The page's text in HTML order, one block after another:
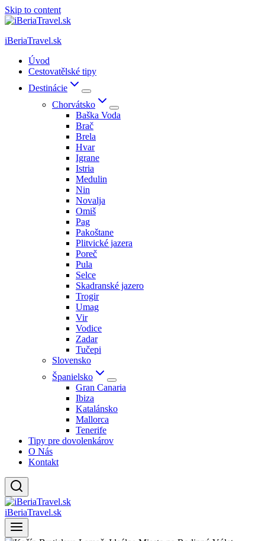
Skip to content
iBeriaTravel.sk
Úvod
Cestovatělské tipy
Destinácie
Chorvátsko
Baška Voda
Brač
Brela
Hvar
Igrane
Istria
Medulin
Nin
Novalja
Omiš
Pag
Pakoštane
Plitvické jazera
Poreč
Pula
Selce
Skadranské jazero
Trogir
Umag
Vir
Vodice
Zadar
Tučepi
Slovensko
Španielsko
Gran Canaria
Ibiza
Katalánsko
Mallorca
Tenerife
Tipy pre dovolenkárov
O Nás
Kontakt
iBeriaTravel.sk